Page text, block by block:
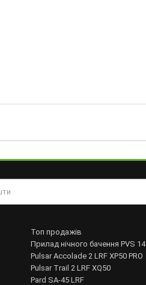
Топ продажів
Прилад нічного бачення PVS 14
Pulsar Accolade 2 LRF XP50 PRO
Pulsar Trail 2 LRF XQ50
Pard SA-45 LRF